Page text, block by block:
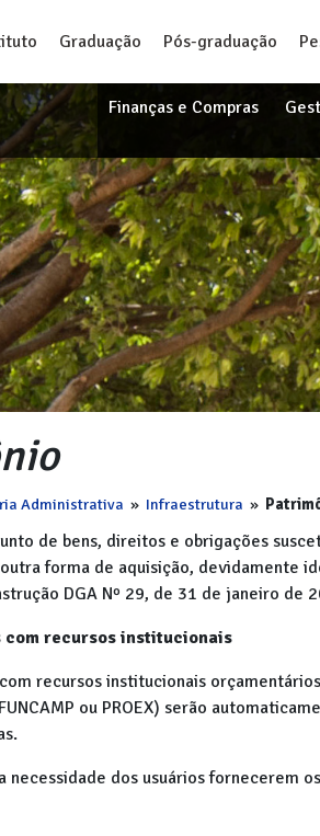
Graduação Pós-graduação
Finanças e Compras
Administrativa » Infraestrutura »
de bens, direitos e obrigações
forma de aquisição, devidamente
DGA Nº 29, de 31 de janeiro de
com recursos institucionais
recursos institucionais
ou PROEX) serão
necessidade dos usuários fornecerem